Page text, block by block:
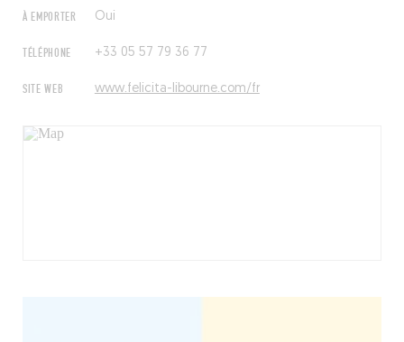
À EMPORTER Oui
TÉLÉPHONE +33 05 57 79 36 77
SITE WEB www.felicita-libourne.com/fr